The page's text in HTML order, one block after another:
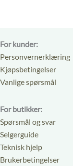
For kunder:
Personvernerklæring
Kjøpsbetingelser
Vanlige spørsmål
For butikker:
Spørsmål og svar
Selgerguide
Teknisk hjelp
Brukerbetingelser